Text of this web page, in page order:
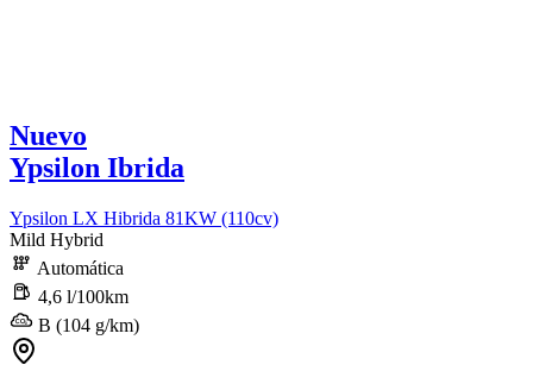
Nuevo
Ypsilon Ibrida
Ypsilon LX Hibrida 81KW (110cv)
Mild Hybrid
Automática
4,6 l/100km
B (104 g/km)